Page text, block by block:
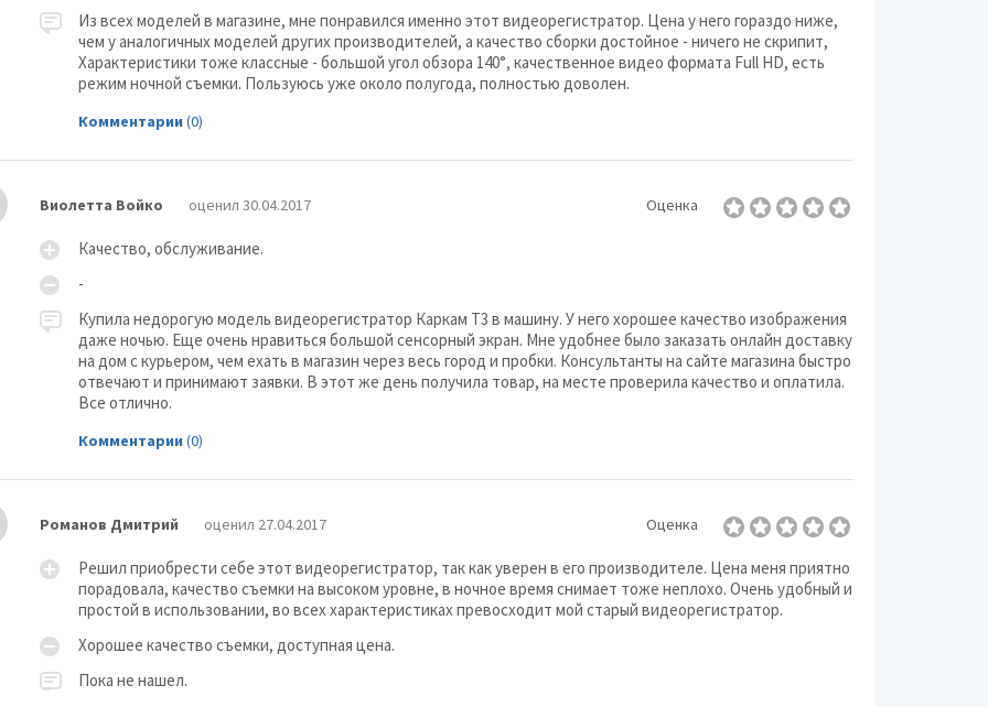
Из всех моделей в магазине, мне понравился именно этот видеорегистратор. Цена у него гораздо ниже,
чем у аналогичных моделей других производителей, а качество сборки достойное - ничего не скрипит,
Характеристики тоже классные - большой угол обзора 140°, качественное видео формата Full HD, есть
режим ночной съемки. Пользуюсь уже около полугода, полностью доволен.
Комментарии (0)
Виолетта Войко оценил 30.04.2017 Оценка
Качество, обслуживание.
-
Купила недорогую модель видеорегистратор Каркам Т3 в машину. У него хорошее качество изображения
даже ночью. Еще очень нравиться большой сенсорный экран. Мне удобнее было заказать онлайн доставку
на дом с курьером, чем ехать в магазин через весь город и пробки. Консультанты на сайте магазина быстро
отвечают и принимают заявки. В этот же день получила товар, на месте проверила качество и оплатила.
Все отлично.
Комментарии (0)
Романов Дмитрий оценил 27.04.2017 Оценка
Решил приобрести себе этот видеорегистратор, так как уверен в его производителе. Цена меня приятно
порадовала, качество съемки на высоком уровне, в ночное время снимает тоже неплохо. Очень удобный и
простой в использовании, во всех характеристиках превосходит мой старый видеорегистратор.
Хорошее качество съемки, доступная цена.
Пока не нашел.